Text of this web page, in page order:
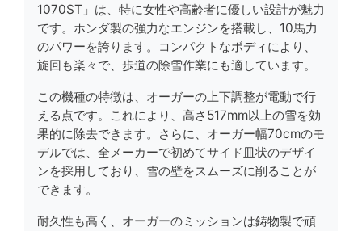
1070ST」は、特に女性や高齢者に優しい設計が魅力
です。ホンダ製の強力なエンジンを搭載し、10馬力
のパワーを誇ります。コンパクトなボディにより、
旋回も楽々で、歩道の除雪作業にも適しています。
この機種の特徴は、オーガーの上下調整が電動で行
える点です。これにより、高さ517mm以上の雪を効
果的に除去できます。さらに、オーガー幅70cmのモ
デルでは、全メーカーで初めてサイド皿状のデザイ
ンを採用しており、雪の壁をスムーズに削ることが
できます。
耐久性も高く、オーガーのミッションは鋳物製で頑